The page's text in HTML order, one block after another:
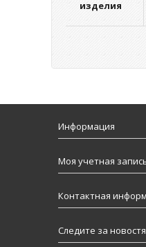
изделия
Информация
Моя учетная
Контактная
Следите за